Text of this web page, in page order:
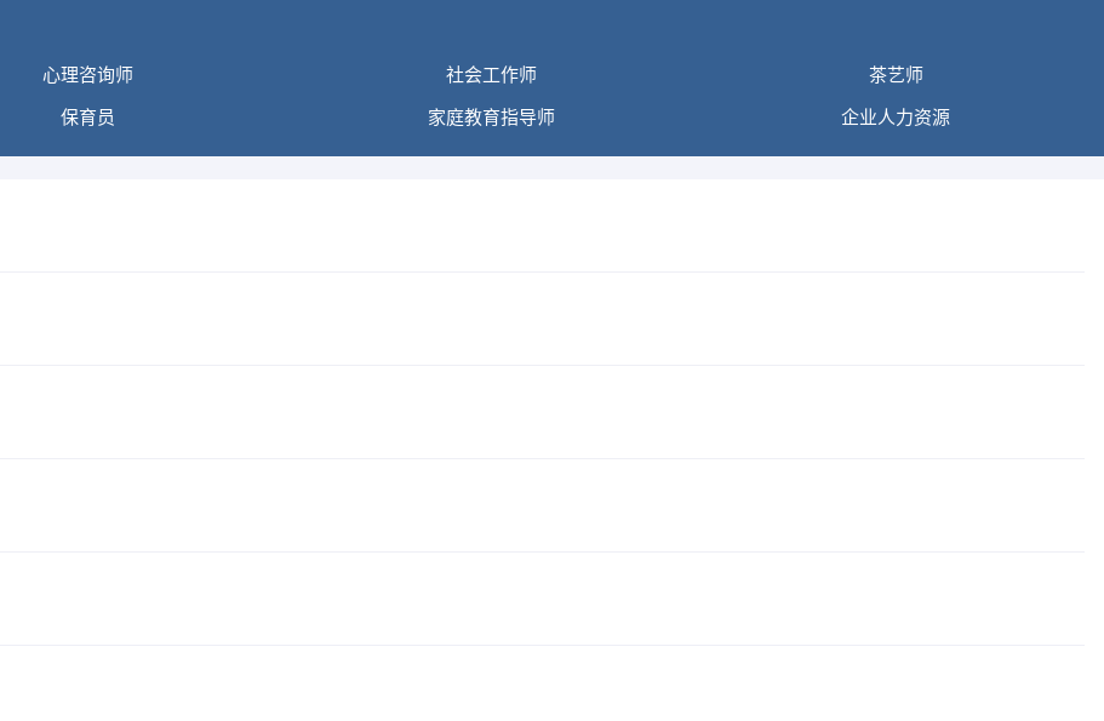
心理咨询师 社会工作师 茶艺师
保育员 家庭教育指导师 企业人力资源